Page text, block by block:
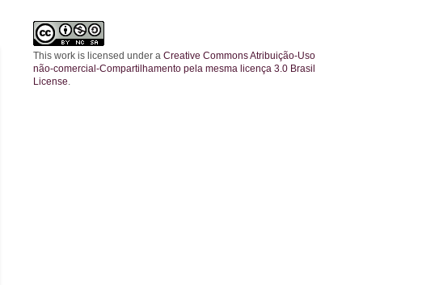
This work is licensed under a Creative Commons Atribuição-Uso
não-comercial-Compartilhamento pela mesma licença 3.0 Brasil
License.